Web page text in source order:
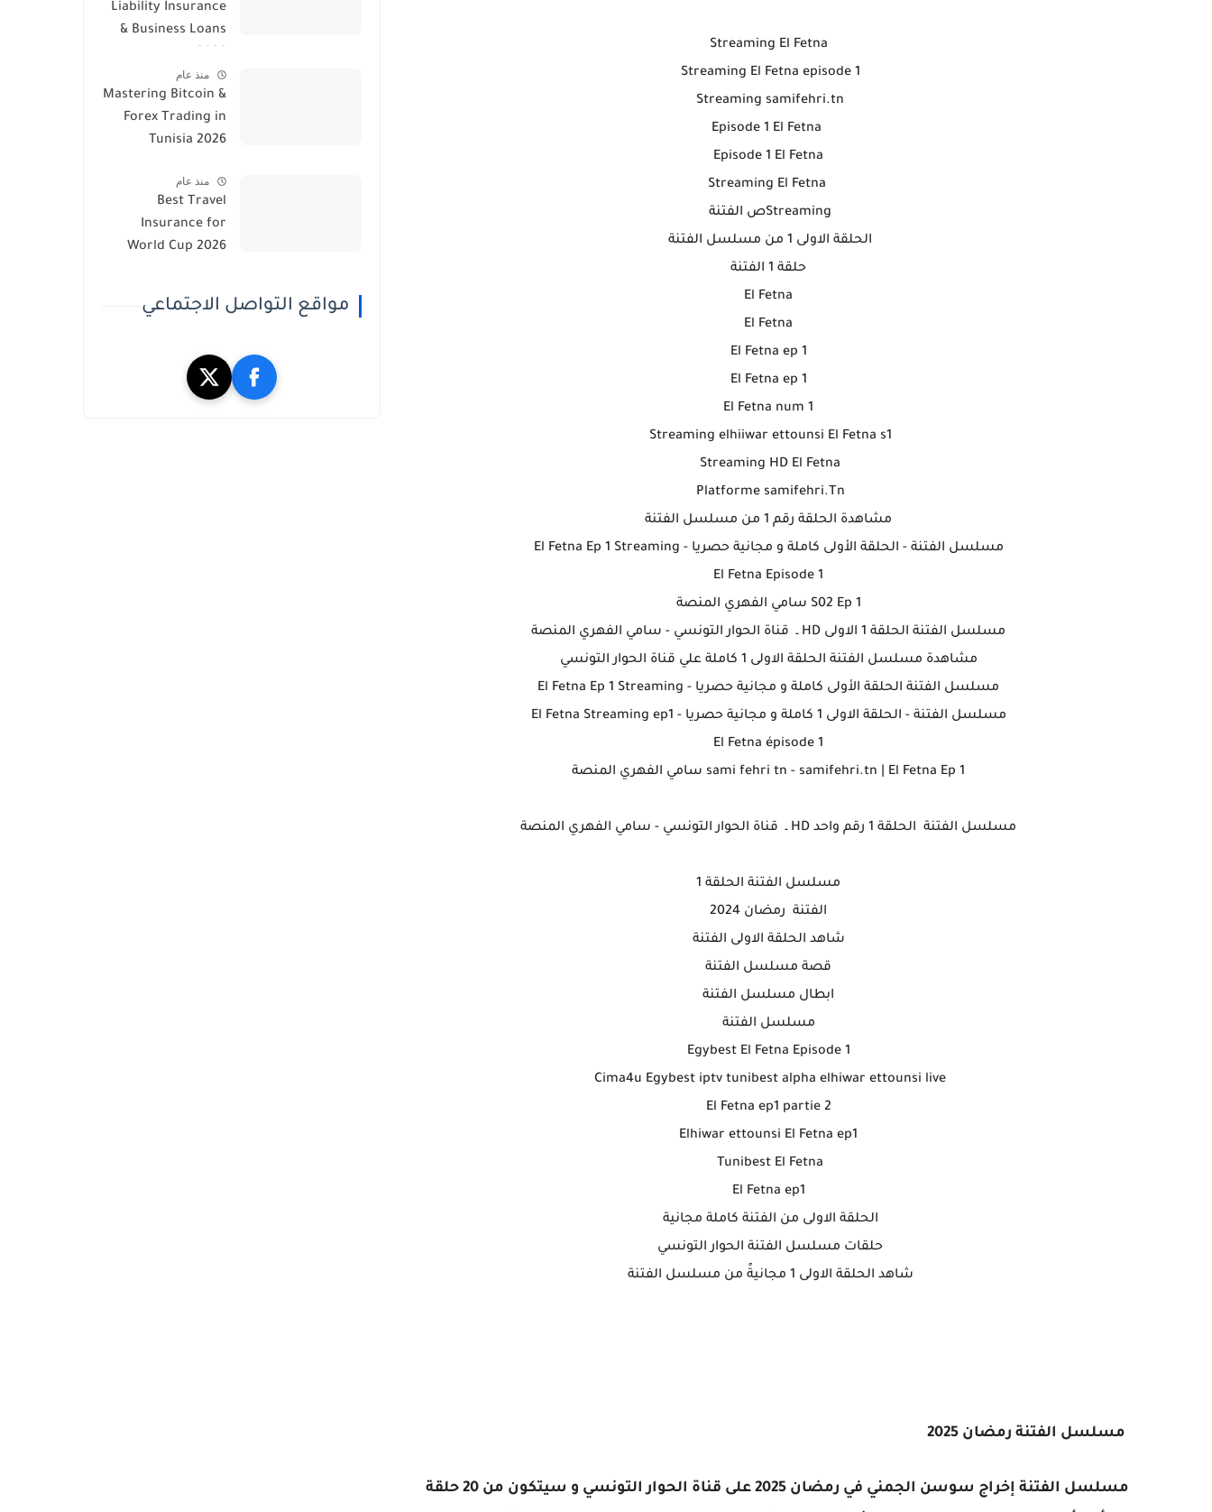
Streaming El Fetna
Streaming El Fetna episode 1
Streaming samifehri.tn
Episode 1 El Fetna
Streamingص الفتنة
الحلقة الاولى 1 من مسلسل الفتنة
حلقة 1 الفتنة
El Fetna
El Fetna
El Fetna ep 1
El Fetna ep 1
El Fetna num 1
Streaming elhiiwar ettounsi El Fetna s1
Streaming HD El Fetna
Platforme samifehri.Tn
مشاهدة الحلقة رقم 1 من مسلسل الفتنة
مسلسل الفتنة - الحلقة الأولى كاملة و مجانية حصريا - El Fetna Ep 1 Streaming
El Fetna Episode 1
S02 Ep 1 سامي الفهري المنصة
مسلسل الفتنة الحلقة 1 الاولى HD ـ قناة الحوار التونسي - سامي الفهري المنصة
مشاهدة مسلسل الفتنة الحلقة الاولى 1 كاملة علي قناة الحوار التونسي
مسلسل الفتنة الحلقة الأولى كاملة و مجانية حصريا - El Fetna Ep 1 Streaming
مسلسل الفتنة - الحلقة الاولى 1 كاملة و مجانية حصريا - El Fetna Streaming ep1
El Fetna épisode 1
sami fehri tn - samifehri.tn | El Fetna Ep 1 سامي الفهري المنصة
مسلسل الفتنة الحلقة 1 رقم واحد HD ـ قناة الحوار التونسي - سامي الفهري المنصة
مسلسل الفتنة الحلقة 1
الفتنة رمضان 2024
شاهد الحلقة الاولى الفتنة
قصة مسلسل الفتنة
ابطال مسلسل الفتنة
مسلسل الفتنة
Egybest El Fetna Episode 1
Cima4u Egybest iptv tunibest alpha elhiwar ettounsi live
El Fetna ep1 partie 2
Elhiwar ettounsi El Fetna ep1
Tunibest El Fetna
El Fetna ep1
الحلقة الاولى من الفتنة كاملة مجانية
حلقات مسلسل الفتنة الحوار التونسي
شاهد الحلقة الاولى 1 مجانيةً من مسلسل الفتنة
مسلسل الفتنة رمضان 2025
مسلسل الفتنة إخراج سوسن الجمني في رمضان 2025 على قناة الحوار التونسي و سيتكون من 20 حلقة
Liability Insurance
& Business Loans
منذ عام
Mastering Bitcoin &
Forex Trading in
Tunisia 2026
منذ عام
Best Travel
Insurance for
World Cup 2026
مواقع التواصل الاجتماعي